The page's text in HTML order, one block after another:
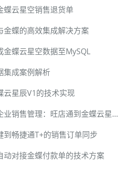
蝶云星空销售退货单
金蝶的高效集成解决方案
蝶云星空数据至MySQL
集成案例解析
云星辰V1的技术实现
如何通过数据集成优化企业销售管理：旺店通到金蝶云星空案例
畅捷通T+的销售订单同步
动对接金蝶付款单的技术方案